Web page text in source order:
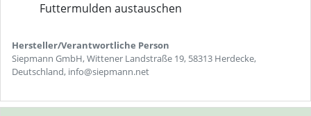
Futtermulden austauschen
Hersteller/Verantwortliche Person
Siepmann GmbH, Wittener Landstraße 19, 58313 Herdecke,
Deutschland, info@siepmann.net